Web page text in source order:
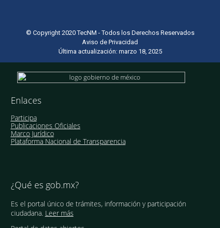
© Copyright 2020 TecNM - Todos los Derechos Reservados
Aviso de Privacidad
Última actualización: marzo 18, 2025
Enlaces
Participa
Publicaciones Oficiales
Marco Jurídico
Plataforma Nacional de Transparencia
¿Qué es gob.mx?
Es el portal único de trámites, información y participación
ciudadana. Leer más